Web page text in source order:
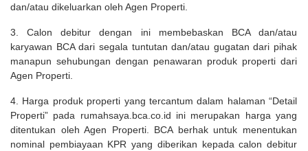
dan/atau dikeluarkan oleh Agen Properti.
3. Calon debitur dengan ini membebaskan BCA dan/atau
karyawan BCA dari segala tuntutan dan/atau gugatan dari pihak
manapun sehubungan dengan penawaran produk properti dari
Agen Properti.
4. Harga produk properti yang tercantum dalam halaman “Detail
Properti” pada rumahsaya.bca.co.id ini merupakan harga yang
ditentukan oleh Agen Properti. BCA berhak untuk menentukan
nominal pembiayaan KPR yang diberikan kepada calon debitur